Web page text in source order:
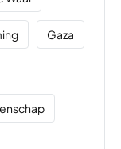
Gaza